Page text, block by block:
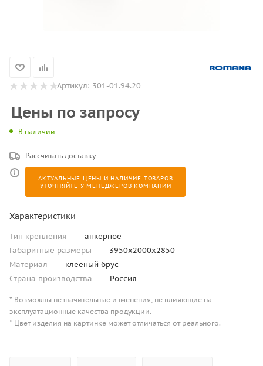
Артикул: 301-01.94.20
Цены по запросу
В наличии
Рассчитать доставку
АКТУАЛЬНЫЕ ЦЕНЫ И НАЛИЧИЕ ТОВАРОВ
УТОЧНЯЙТЕ У МЕНЕДЖЕРОВ КОМПАНИИ
Характеристики
Тип крепления —
анкерное
Габаритные размеры
—
3950х2000х2850
Материал
—
клееный брус
Страна производства
— Россия
* Возможны незначительные изменения, не влияющие на
эксплуатационные качества продукции.
* Цвет изделия на картинке может отличаться от реального.